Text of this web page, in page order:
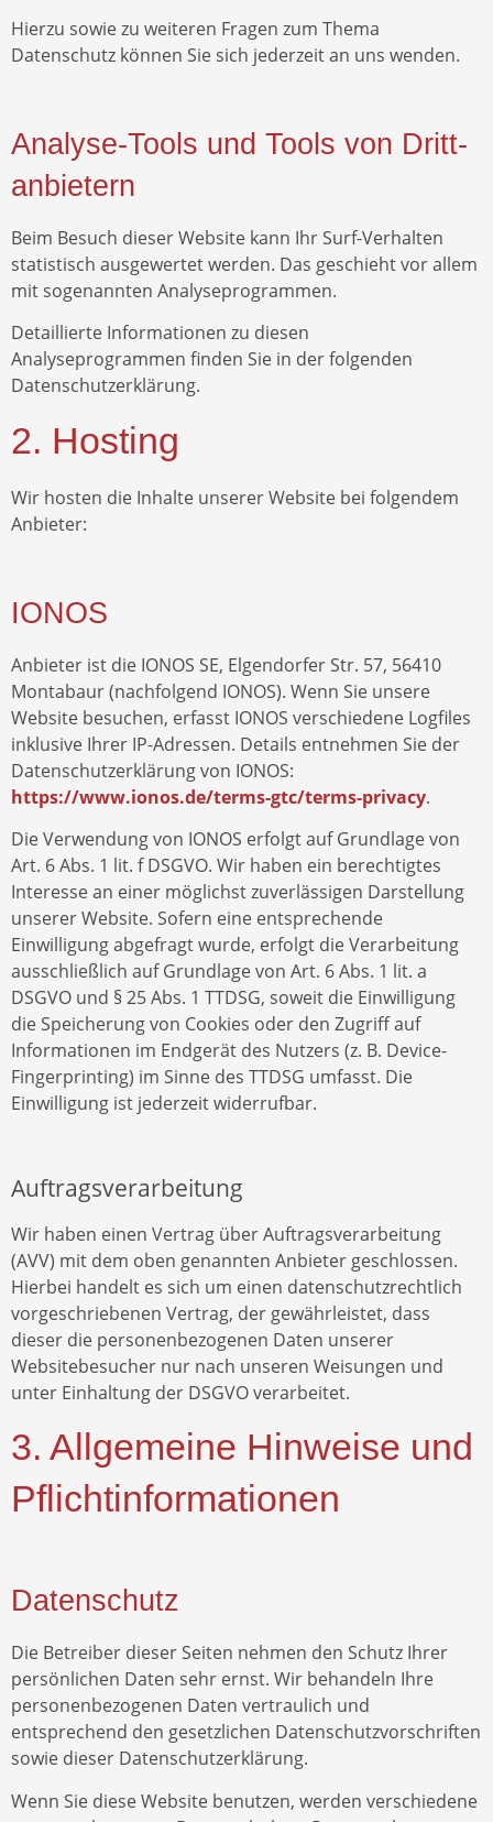
Hierzu sowie zu weiteren Fragen zum Thema
Datenschutz können Sie sich jederzeit an uns wenden.
Analyse-Tools und Tools von Dritt­
anbietern
Beim Besuch dieser Website kann Ihr Surf-Verhalten
statistisch ausgewertet werden. Das geschieht vor allem
mit sogenannten Analyseprogrammen.
Detaillierte Informationen zu diesen
Analyseprogrammen finden Sie in der folgenden
Datenschutzerklärung.
2. Hosting
Wir hosten die Inhalte unserer Website bei folgendem
Anbieter:
IONOS
Anbieter ist die IONOS SE, Elgendorfer Str. 57, 56410
Montabaur (nachfolgend IONOS). Wenn Sie unsere
Website besuchen, erfasst IONOS verschiedene Logfiles
inklusive Ihrer IP-Adressen. Details entnehmen Sie der
Datenschutzerklärung von IONOS:
https://www.ionos.de/terms-gtc/terms-privacy.
Die Verwendung von IONOS erfolgt auf Grundlage von
Art. 6 Abs. 1 lit. f DSGVO. Wir haben ein berechtigtes
Interesse an einer möglichst zuverlässigen Darstellung
unserer Website. Sofern eine entsprechende
Einwilligung abgefragt wurde, erfolgt die Verarbeitung
ausschließlich auf Grundlage von Art. 6 Abs. 1 lit. a
DSGVO und § 25 Abs. 1 TTDSG, soweit die Einwilligung
die Speicherung von Cookies oder den Zugriff auf
Informationen im Endgerät des Nutzers (z. B. Device-
Fingerprinting) im Sinne des TTDSG umfasst. Die
Einwilligung ist jederzeit widerrufbar.
Auftragsverarbeitung
Wir haben einen Vertrag über Auftragsverarbeitung
(AVV) mit dem oben genannten Anbieter geschlossen.
Hierbei handelt es sich um einen datenschutzrechtlich
vorgeschriebenen Vertrag, der gewährleistet, dass
dieser die personenbezogenen Daten unserer
Websitebesucher nur nach unseren Weisungen und
unter Einhaltung der DSGVO verarbeitet.
3. Allgemeine Hinweise und
Pflicht­informationen
Datenschutz
Die Betreiber dieser Seiten nehmen den Schutz Ihrer
persönlichen Daten sehr ernst. Wir behandeln Ihre
personenbezogenen Daten vertraulich und
entsprechend den gesetzlichen Datenschutzvorschriften
sowie dieser Datenschutzerklärung.
Wenn Sie diese Website benutzen, werden verschiedene